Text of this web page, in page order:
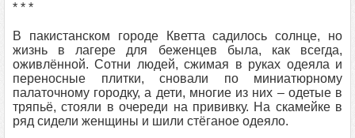
* * *
В пакистанском городе Кветта садилось солнце, но
жизнь в лагере для беженцев была, как всегда,
оживлённой. Сотни людей, сжимая в руках одеяла и
переносные плитки, сновали по миниатюрному
палаточному городку, а дети, многие из них – одетые в
тряпьё, стояли в очереди на прививку. На скамейке в
ряд сидели женщины и шили стёганое одеяло.